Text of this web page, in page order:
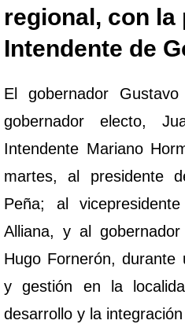
regional, con la
Intendente de
El gobernador
gobernador electo,
Intendente Mariano
martes, al presidente
Peña; al
Alliana, y al
Hugo Fornerón, durante
y gestión en la
desarrollo y la